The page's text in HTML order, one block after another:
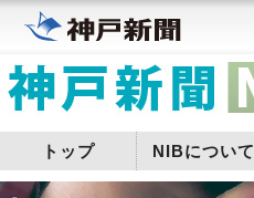
トップ NIBについて